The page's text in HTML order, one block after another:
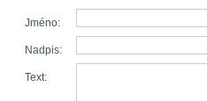
Jméno:
Nadpis:
Text: